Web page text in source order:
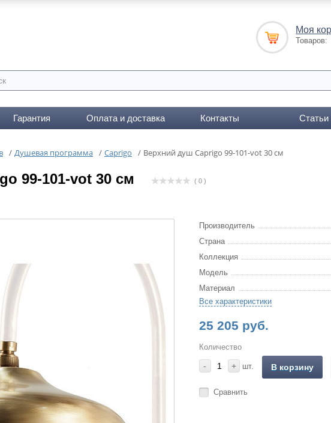
Моя
Товаров:
Гарантия Оплата и доставка Контакты Статьи
/ Душевая программа / Caprigo / Верхний душ Caprigo 99-101-vot 30 см
99-101-vot 30 см ( 0 )
Производитель
Страна
Коллекция
Модель
Материал
Все характеристики
25 205 руб.
Количество
- + шт. В корзину
Сравнить